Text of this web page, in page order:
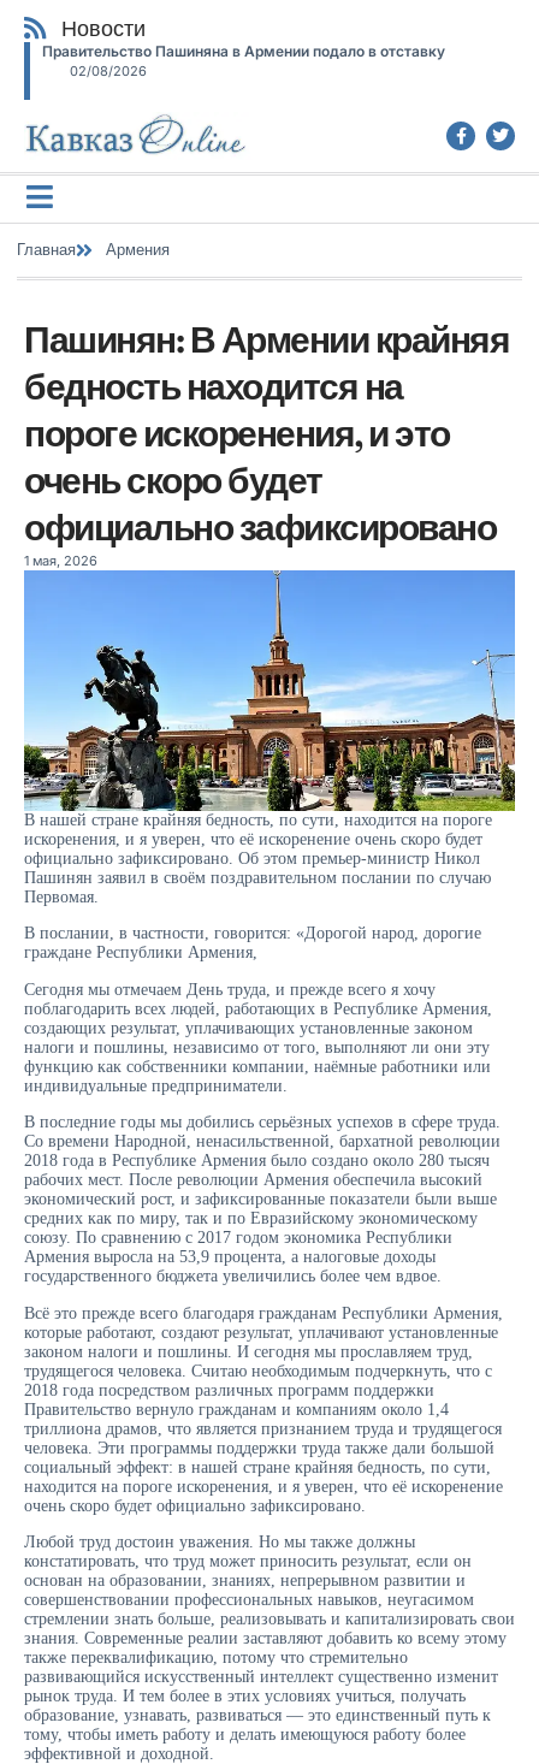
Новости
Правительство Пашиняна в Армении подало в отставку
02/08/2026
Главная Армения
Пашинян: В Армении крайняя
бедность находится на
пороге искоренения, и это
очень скоро будет
официально зафиксировано
1 мая, 2026
В нашей стране крайняя бедность, по сути, находится на пороге
искоренения, и я уверен, что её искоренение очень скоро будет
официально зафиксировано. Об этом премьер-министр Никол
Пашинян заявил в своём поздравительном послании по случаю
Первомая.
В послании, в частности, говорится: «Дорогой народ, дорогие
граждане Республики Армения,
Сегодня мы отмечаем День труда, и прежде всего я хочу
поблагодарить всех людей, работающих в Республике Армения,
создающих результат, уплачивающих установленные законом
налоги и пошлины, независимо от того, выполняют ли они эту
функцию как собственники компании, наёмные работники или
индивидуальные предприниматели.
В последние годы мы добились серьёзных успехов в сфере труда.
Со времени Народной, ненасильственной, бархатной революции
2018 года в Республике Армения было создано около 280 тысяч
рабочих мест. После революции Армения обеспечила высокий
экономический рост, и зафиксированные показатели были выше
средних как по миру, так и по Евразийскому экономическому
союзу. По сравнению с 2017 годом экономика Республики
Армения выросла на 53,9 процента, а налоговые доходы
государственного бюджета увеличились более чем вдвое.
Всё это прежде всего благодаря гражданам Республики Армения,
которые работают, создают результат, уплачивают установленные
законом налоги и пошлины. И сегодня мы прославляем труд,
трудящегося человека. Считаю необходимым подчеркнуть, что с
2018 года посредством различных программ поддержки
Правительство вернуло гражданам и компаниям около 1,4
триллиона драмов, что является признанием труда и трудящегося
человека. Эти программы поддержки труда также дали большой
социальный эффект: в нашей стране крайняя бедность, по сути,
находится на пороге искоренения, и я уверен, что её искоренение
очень скоро будет официально зафиксировано.
Любой труд достоин уважения. Но мы также должны
констатировать, что труд может приносить результат, если он
основан на образовании, знаниях, непрерывном развитии и
совершенствовании профессиональных навыков, неугасимом
стремлении знать больше, реализовывать и капитализировать свои
знания. Современные реалии заставляют добавить ко всему этому
также переквалификацию, потому что стремительно
развивающийся искусственный интеллект существенно изменит
рынок труда. И тем более в этих условиях учиться, получать
образование, узнавать, развиваться — это единственный путь к
тому, чтобы иметь работу и делать имеющуюся работу более
эффективной и доходной.